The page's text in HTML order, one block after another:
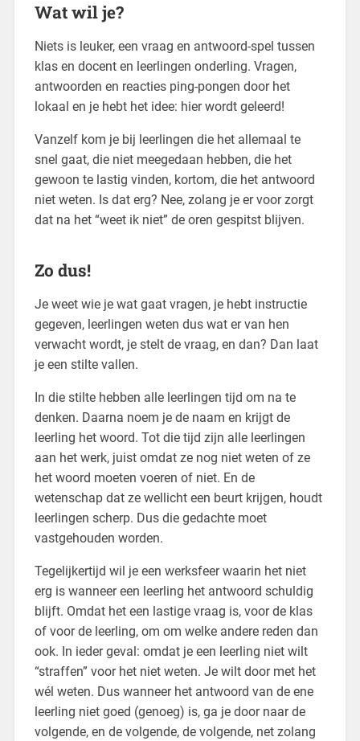
Wat wil je?
Niets is leuker, een vraag en antwoord-spel tussen
klas en docent en leerlingen onderling. Vragen,
antwoorden en reacties ping-pongen door het
lokaal en je hebt het idee: hier wordt geleerd!
Vanzelf kom je bij leerlingen die het allemaal te
snel gaat, die niet meegedaan hebben, die het
gewoon te lastig vinden, kortom, die het antwoord
niet weten. Is dat erg? Nee, zolang je er voor zorgt
dat na het “weet ik niet” de oren gespitst blijven.
Zo dus!
Je weet wie je wat gaat vragen, je hebt instructie
gegeven, leerlingen weten dus wat er van hen
verwacht wordt, je stelt de vraag, en dan? Dan laat
je een stilte vallen.
In die stilte hebben alle leerlingen tijd om na te
denken. Daarna noem je de naam en krijgt de
leerling het woord. Tot die tijd zijn alle leerlingen
aan het werk, juist omdat ze nog niet weten of ze
het woord moeten voeren of niet. En de
wetenschap dat ze wellicht een beurt krijgen, houdt
leerlingen scherp. Dus die gedachte moet
vastgehouden worden.
Tegelijkertijd wil je een werksfeer waarin het niet
erg is wanneer een leerling het antwoord schuldig
blijft. Omdat het een lastige vraag is, voor de klas
of voor de leerling, om om welke andere reden dan
ook. In ieder geval: omdat je een leerling niet wilt
“straffen” voor het niet weten. Je wilt door met het
wél weten. Dus wanneer het antwoord van de ene
leerling niet goed (genoeg) is, ga je door naar de
volgende, en de volgende, de volgende, net zolang